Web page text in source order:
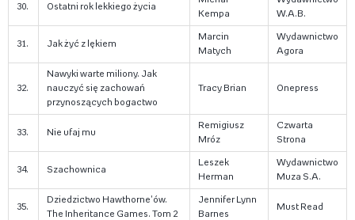
30. Ostatni rok lekkiego życia
Kempa
W.A.B.
31. Jak żyć z lękiem
Marcin
Matych
Wydawnictwo
Agora
32.
Nawyki warte miliony. Jak
nauczyć się zachowań
przynoszących bogactwo
Tracy Brian Onepress
33. Nie ufaj mu
Remigiusz
Mróz
Czwarta
Strona
34. Szachownica
Leszek
Herman
Wydawnictwo
Muza S.A.
35.
Dziedzictwo Hawthorne'ów.
The Inheritance Games. Tom 2
Jennifer Lynn
Barnes
Must Read